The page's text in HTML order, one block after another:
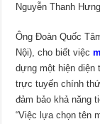
Nguyễn Thanh
Ông Đoàn Quốc
Nội), cho biết việc
dựng một hiện diện
trực tuyến chính
đảm bảo khả năng
“Việc lựa chọn tên